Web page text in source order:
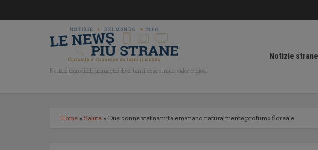
Notizie incredibili, immagini divertenti, cose strane, video curiosi
Notizie strane
Home » Salute » Due donne vietnamite emanano naturalmente profumo floreale